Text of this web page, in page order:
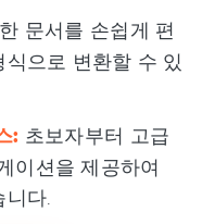
문서를 손쉽게 편
으로 변환할 수 있
: 초보자부터 고급
이션을 제공하여
다.